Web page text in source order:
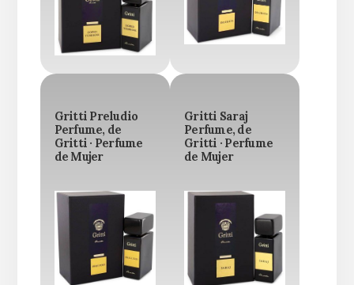
Gritti Preludio
Perfume, de
Gritti · Perfume
de Mujer
Gritti Saraj
Perfume, de
Gritti · Perfume
de Mujer